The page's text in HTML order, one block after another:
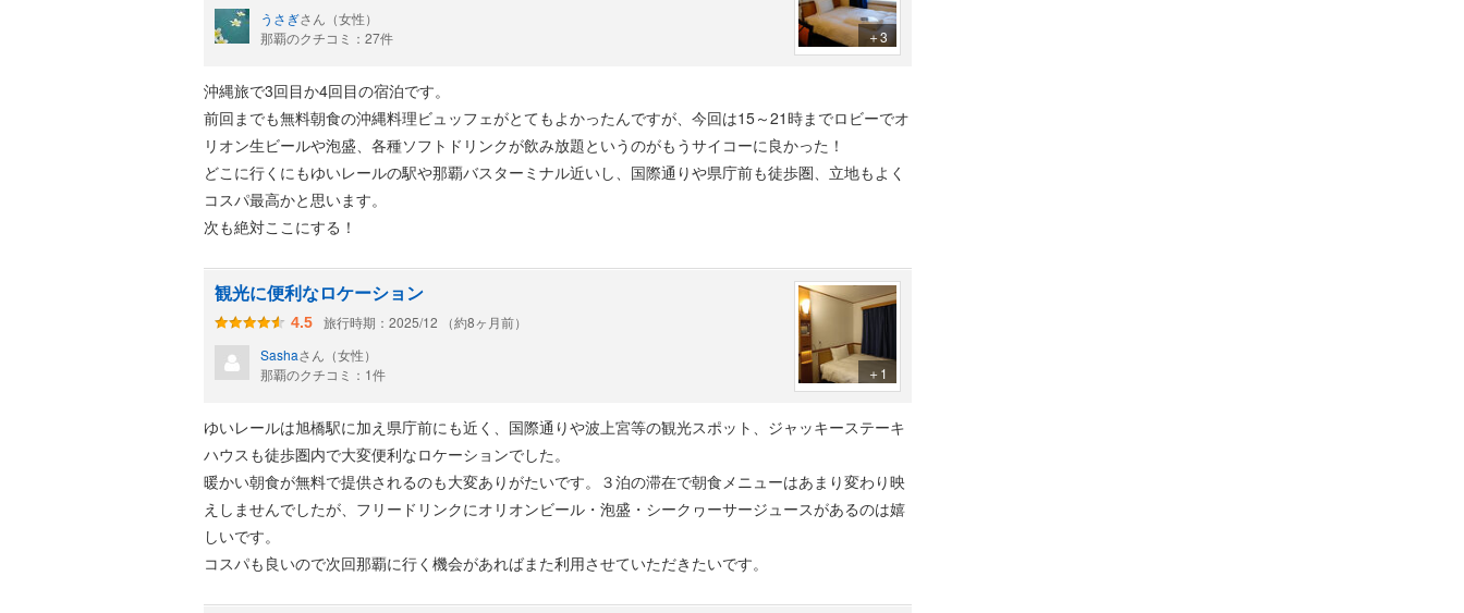
うさぎさん（女性）
那覇のクチコミ：27件
＋3
沖縄旅で3回目か4回目の宿泊です。
前回までも無料朝食の沖縄料理ビュッフェがとてもよかったんですが、今回は15～21時までロビーでオ
リオン生ビールや泡盛、各種ソフトドリンクが飲み放題というのがもうサイコーに良かった！
どこに行くにもゆいレールの駅や那覇バスターミナル近いし、国際通りや県庁前も徒歩圏、立地もよく
コスパ最高かと思います。
次も絶対ここにする！
観光に便利なロケーション
4.5
旅行時期：2025/12 （約8ヶ月前）
Sashaさん（女性）
那覇のクチコミ：1件
＋1
ゆいレールは旭橋駅に加え県庁前にも近く、国際通りや波上宮等の観光スポット、ジャッキーステーキ
ハウスも徒歩圏内で大変便利なロケーションでした。
暖かい朝食が無料で提供されるのも大変ありがたいです。３泊の滞在で朝食メニューはあまり変わり映
えしませんでしたが、フリードリンクにオリオンビール・泡盛・シークヮーサージュースがあるのは嬉
しいです。
コスパも良いので次回那覇に行く機会があればまた利用させていただきたいです。